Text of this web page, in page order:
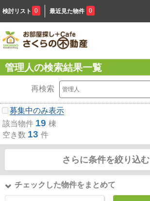
検討リスト 0 最近見た物件 0
管理人の検索結果一覧
再検索
募集中のみ表示
該当物件 19 棟
空き数 13 件
さらに条件を絞り込む
チェックした物件をまとめて